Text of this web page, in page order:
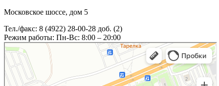
Московское шоссе, дом 5
Тел./факс: 8 (4922) 28-00-28 доб. (2)
Режим работы: Пн-Вс: 8:00 – 20:00